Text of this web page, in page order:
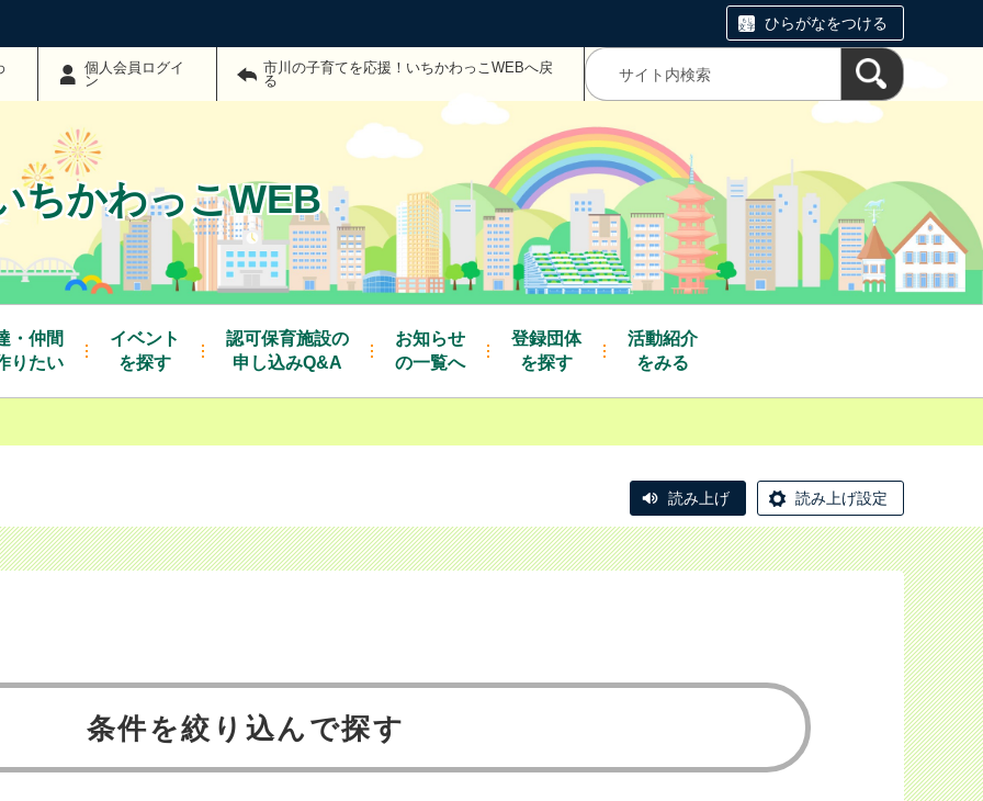
ひらがなをつける
個人会員ログイ
ン
市川の子育てを応援！いちかわっこWEBへ戻
る
ちかわっこWEB
・仲間
りたい
イベント
を探す
認可保育施設の
申し込みQ&A
お知らせ
の一覧へ
登録団体
を探す
活動紹介
をみる
読み上げ 読み上げ設定
条件を絞り込んで探す